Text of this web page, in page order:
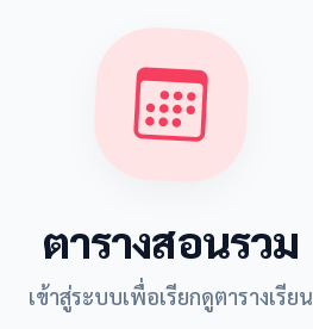
ตารางสอนรวม
เข้าสู่ระบบเพื่อเรียกดูตารางเรียน